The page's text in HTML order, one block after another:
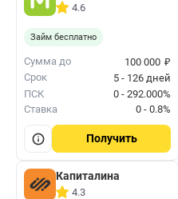
4.6
Займ бесплатно
Сумма до 100 000 ₽
Срок
5 - 126 дней
ПСК
0 - 292.000%
Ставка
0 - 0.8%
Получить
Капиталина
4.3